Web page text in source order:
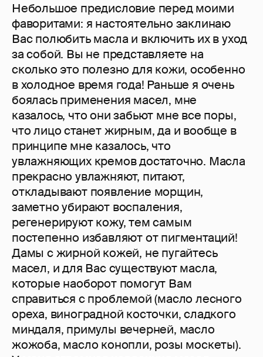
Небольшое предисловие перед моими
фаворитами: я настоятельно заклинаю
Вас полюбить масла и включить их в уход
за собой. Вы не представляете на
сколько это полезно для кожи, особенно
в холодное время года! Раньше я очень
боялась применения масел, мне
казалось, что они забьют мне все поры,
что лицо станет жирным, да и вообще в
принципе мне казалось, что
увлажняющих кремов достаточно. Масла
прекрасно увлажняют, питают,
откладывают появление морщин,
заметно убирают воспаления,
регенерируют кожу, тем самым
постепенно избавляют от пигментаций!
Дамы с жирной кожей, не пугайтесь
масел, и для Вас существуют масла,
которые наоборот помогут Вам
справиться с проблемой (масло лесного
ореха, виноградной косточки, сладкого
миндаля, примулы вечерней, масло
жожоба, масло конопли, розы москеты).